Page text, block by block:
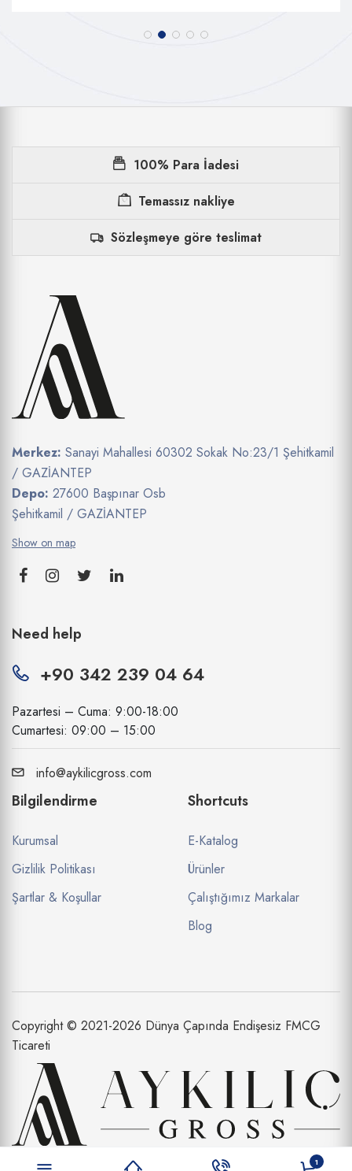
100% Para İadesi
Temassız nakliye
Sözleşmeye göre teslimat
Merkez: Sanayi Mahallesi 60302 Sokak No:23/1 Şehitkamil
/ GAZİANTEP
Depo: 27600 Başpınar Osb
Şehitkamil / GAZİANTEP
Show on map
Need help
+90 342 239 04 64
Pazartesi – Cuma: 9:00-18:00
Cumartesi: 09:00 – 15:00
info@aykilicgross.com
Bilgilendirme
Kurumsal
Gizlilik Politikası
Şartlar & Koşullar
Shortcuts
E-Katalog
Ürünler
Çalıştığımız Markalar
Blog
Copyright © 2021-2026 Dünya Çapında Endişesiz FMCG
Ticareti
Aykılıç Dış Ticaret Limited Şirketi bir
1